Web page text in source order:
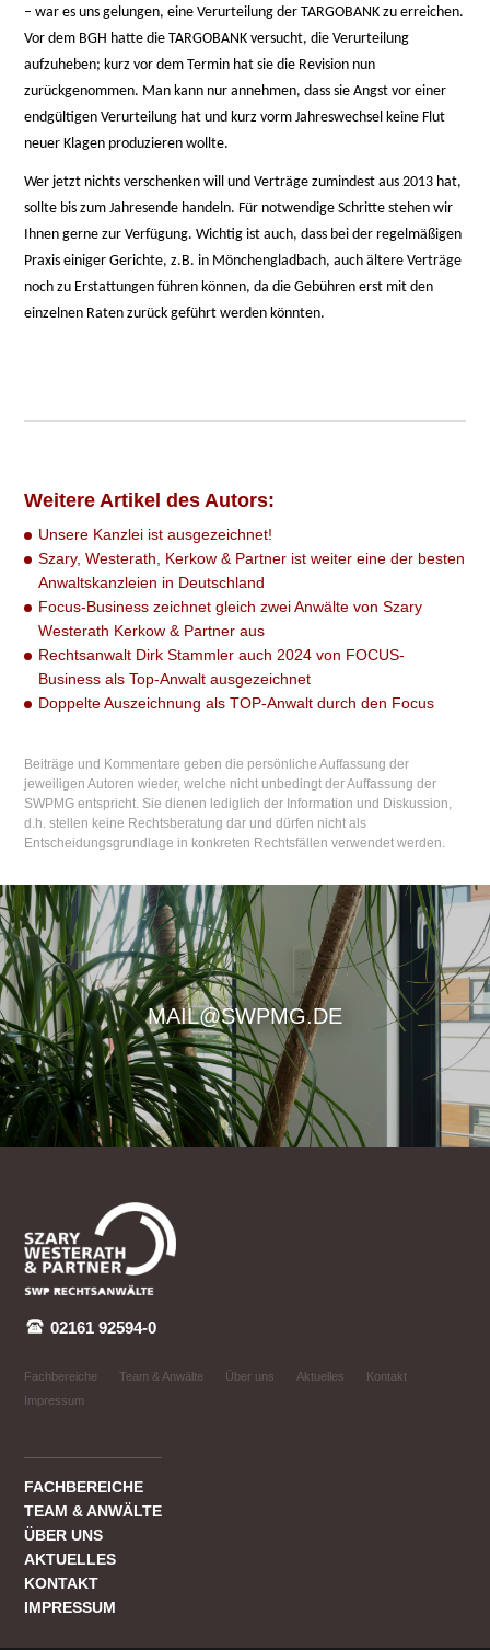
– war es uns gelungen, eine Verurteilung der TARGOBANK zu erreichen.
Vor dem BGH hatte die TARGOBANK versucht, die Verurteilung
aufzuheben; kurz vor dem Termin hat sie die Revision nun
zurückgenommen. Man kann nur annehmen, dass sie Angst vor einer
endgültigen Verurteilung hat und kurz vorm Jahreswechsel keine Flut
neuer Klagen produzieren wollte.
Wer jetzt nichts verschenken will und Verträge zumindest aus 2013 hat,
sollte bis zum Jahresende handeln. Für notwendige Schritte stehen wir
Ihnen gerne zur Verfügung. Wichtig ist auch, dass bei der regelmäßigen
Praxis einiger Gerichte, z.B. in Mönchengladbach, auch ältere Verträge
noch zu Erstattungen führen können, da die Gebühren erst mit den
einzelnen Raten zurück geführt werden könnten.
Weitere Artikel des Autors:
Unsere Kanzlei ist ausgezeichnet!
Szary, Westerath, Kerkow & Partner ist weiter eine der besten
Anwaltskanzleien in Deutschland
Focus-Business zeichnet gleich zwei Anwälte von Szary
Westerath Kerkow & Partner aus
Rechtsanwalt Dirk Stammler auch 2024 von FOCUS-
Business als Top-Anwalt ausgezeichnet
Doppelte Auszeichnung als TOP-Anwalt durch den Focus
Beiträge und Kommentare geben die persönliche Auffassung der
jeweiligen Autoren wieder, welche nicht unbedingt der Auffassung der
SWPMG entspricht. Sie dienen lediglich der Information und Diskussion,
d.h. stellen keine Rechtsberatung dar und dürfen nicht als
Entscheidungsgrundlage in konkreten Rechtsfällen verwendet werden.
MAIL@SWPMG.DE
02161 92594-0
Fachbereiche Team & Anwälte Über uns Aktuelles
Kontakt
Impressum
FACHBEREICHE
TEAM & ANWÄLTE
ÜBER UNS
AKTUELLES
KONTAKT
IMPRESSUM